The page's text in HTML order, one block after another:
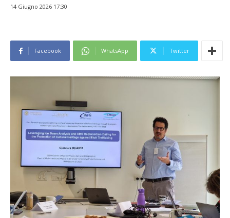
14 Giugno 2026 17:30
Facebook WhatsApp Twitter